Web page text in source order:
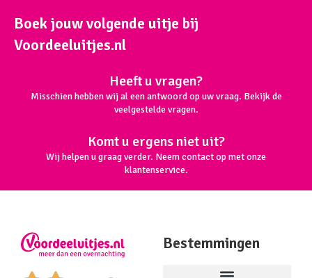
Boek jouw volgende uitje bij
Voordeeluitjes.nl
Heeft u vragen?
Misschien hebben wij al een antwoord op uw vraag. Bekijk de
veelgestelde vragen.
Komt u ergens niet uit?
Wij helpen u graag verder. Neem contact op met onze
klantenservice.
Bestemmingen